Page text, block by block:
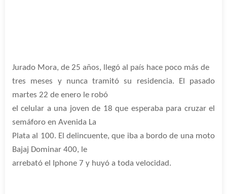
Jurado Mora, de 25 años, llegó al país hace poco más de
tres meses y nunca tramitó su residencia. El pasado
martes 22 de enero le robó
el celular a una joven de 18 que esperaba para cruzar el
semáforo en Avenida La
Plata al 100. El delincuente, que iba a bordo de una moto
Bajaj Dominar 400, le
arrebató el Iphone 7 y huyó a toda velocidad.